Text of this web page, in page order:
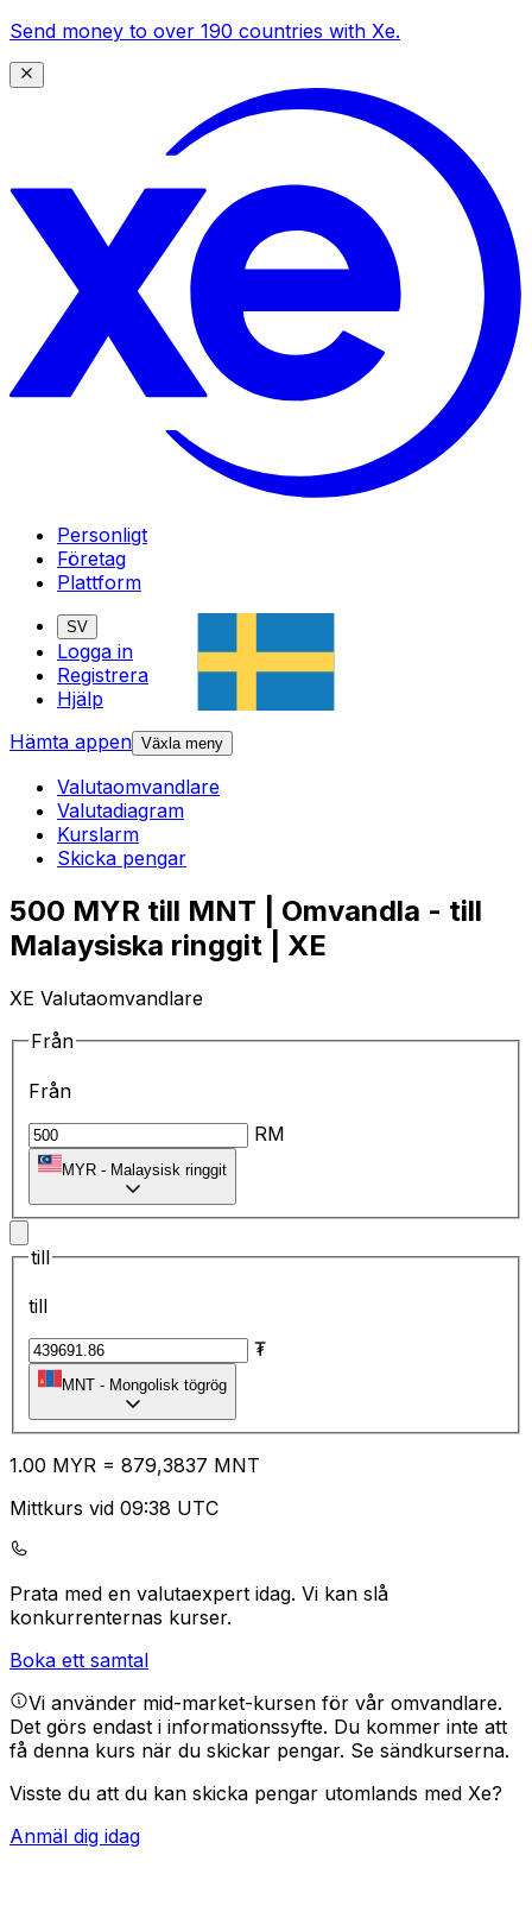
Send money to over 190 countries with Xe.
Personligt
Företag
Plattform
SV
Logga in
Registrera
Hjälp
Hämta appen Växla meny
Valutaomvandlare
Valutadiagram
Kurslarm
Skicka pengar
500 MYR till MNT | Omvandla - till
Malaysiska ringgit | XE
XE Valutaomvandlare
Från
Från
RM
MYR - Malaysisk ringgit
till
till
₮
MNT - Mongolisk tögrög
1.00 MYR = 879,3837 MNT
Mittkurs vid 09:38 UTC
Prata med en valutaexpert idag. Vi kan slå
konkurrenternas kurser.
Boka ett samtal
Vi använder mid-market-kursen för vår omvandlare.
Det görs endast i informationssyfte. Du kommer inte att
få denna kurs när du skickar pengar. Se sändkurserna.
Visste du att du kan skicka pengar utomlands med Xe?
Anmäl dig idag